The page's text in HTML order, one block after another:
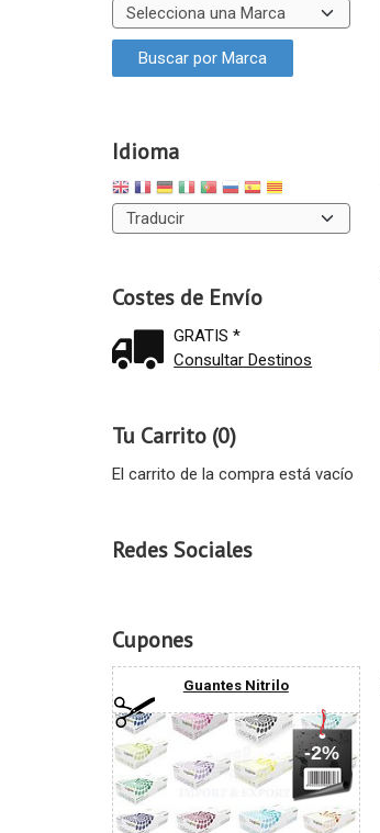
Idioma
Costes de Envío
GRATIS *
Consultar Destinos
Tu Carrito (0)
El carrito de la compra está vacío
Redes Sociales
Cupones
Guantes Nitrilo
-2%